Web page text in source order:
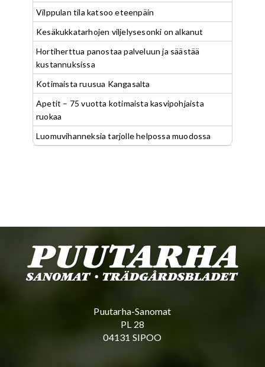
Vilppulan tila katsoo eteenpäin
Kesäkukkatarhojen viljelysesonki on alkanut
Hortiherttua panostaa palveluun ja säästää
kustannuksissa
Kotimaista ruusua Kangasalta
Apetit – 75 vuotta kotimaista kasvipohjaista
ruokaa
Luomuvihanneksia tarjolle helpossa muodossa
Puutarha-Sanomat
PL 28
04131 SIPOO